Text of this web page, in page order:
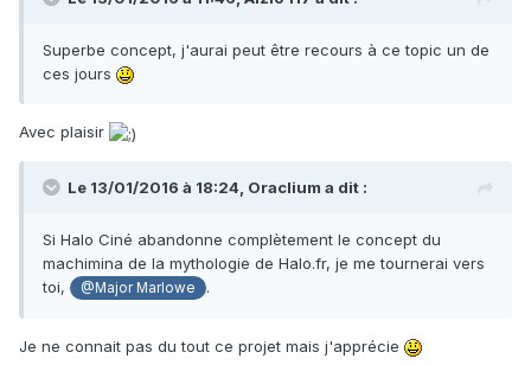
Superbe concept, j'aurai peut être recours à ce topic un de
ces jours
Avec plaisir
Le 13/01/2016 à 18:24, Oraclium a dit :
Si Halo Ciné abandonne complètement le concept du
machimina de la mythologie de Halo.fr, je me tournerai vers
toi,
@Major Marlowe .
Je ne connait pas du tout ce projet mais j'apprécie